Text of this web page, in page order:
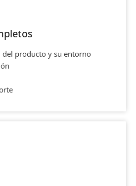
del producto y su entorno